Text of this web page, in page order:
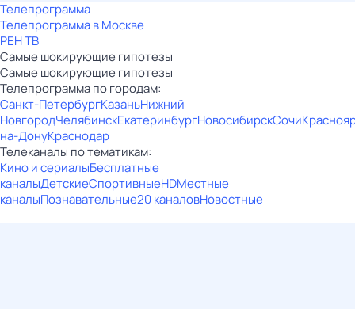
Телепрограмма
Телепрограмма в Москве
РЕН ТВ
Самые шoкиpующие гипотезы
Самые шoкиpующие гипотезы
Телепрограмма по городам:
Санкт-ПетербургКазаньНижний
НовгородЧелябинскЕкатеринбургНовосибирскСочи
на-ДонуКраснодар
Телеканалы по тематикам:
Кино и сериалыБесплатные
каналыДетскиеСпортивныеHDМестные
каналыПознавательные20 каналовНовостные